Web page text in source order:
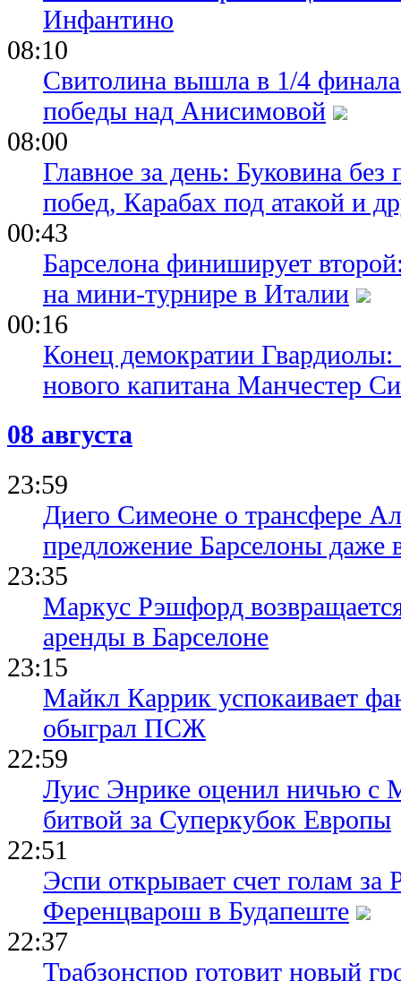
Инфантино
08:10
Свитолина вышла в 1/4
победы над Анисимовой
08:00
Главное за день: Буковина
побед, Карабах под атакой и
00:43
Барселона финиширует
на мини-турнире в Италии
00:16
Конец демократии
нового капитана Манчестер
08 августа
23:59
Диего Симеоне о трансфере
предложение Барселоны даже
23:35
Маркус Рэшфорд
аренды в Барселоне
23:15
Майкл Каррик успокаивает
обыграл ПСЖ
22:59
Луис Энрике оценил ничью с
битвой за Суперкубок Европы
22:51
Эспи открывает счет голам
Ференцварош в Будапеште
22:37
Трабзонспор готовит новый